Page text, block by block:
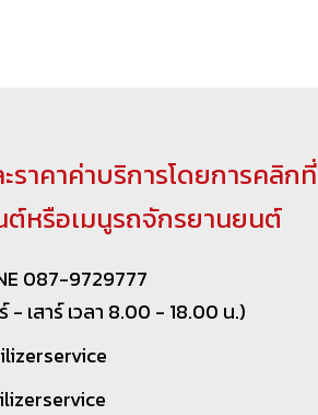
ราคาค่าบริการโดยการคลิกที่
ต์หรือเมนูรถจักรยานยนต์
087-9729777
- เสาร์ เวลา 8.00 - 18.00 น.)